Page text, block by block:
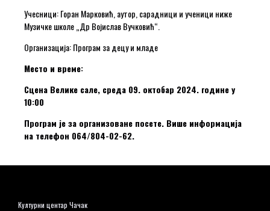
Учесници: Горан Марковић, аутор, сарадници и ученици ниже
Музичке школе „Др Војислав Вучковић“.
Организација: Програм за децу и младе
Место и време:
Сцена Велике сале, среда 09. октобар 2024. године у
10:00
Програм је за организоване посете. Више информација
на телефон 064/804-02-62.
Културни центар Чачак